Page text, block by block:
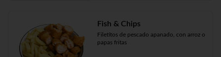
Fish & Chips
Filetitos de pescado apanado, con arroz o
papas fritas